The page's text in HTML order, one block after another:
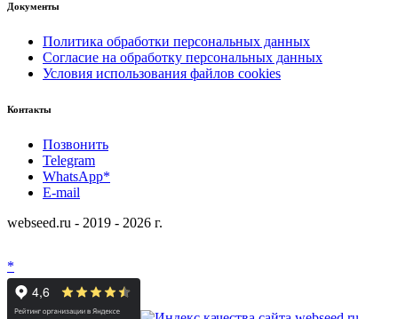
Документы
Политика обработки персональных данных
Согласие на обработку персональных данных
Условия использования файлов cookies
Контакты
Позвонить
Telegram
WhatsApp*
E-mail
webseed.ru - 2019 - 2026 г.
*